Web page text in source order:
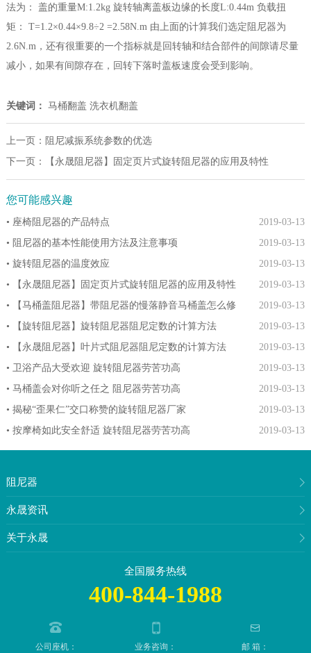
法为： 盖的重量M:1.2kg 旋转轴离盖板边缘的长度L:0.44m 负载扭
矩： T=1.2×0.44×9.8÷2 =2.58N.m 由上面的计算我们选定阻尼器为
2.6N.m，还有很重要的一个指标就是回转轴和结合部件的间隙请尽量
减小，如果有间隙存在，回转下落时盖板速度会受到影响。
关键词： 马桶翻盖 洗衣机翻盖
上一页： 阻尼减振系统参数的优选
下一页：
【永晟阻尼器】固定页片式旋转阻尼器的应用及特性
您可能感兴趣
2019-03-13
• 座椅阻尼器的产品特点
2019-03-13
• 阻尼器的基本性能使用方法及注意事项
2019-03-13
• 旋转阻尼器的温度效应
2019-03-13
• 【永晟阻尼器】固定页片式旋转阻尼器的应用及特性
2019-03-13
• 【马桶盖阻尼器】带阻尼器的慢落静音马桶盖怎么修
2019-03-13
• 【旋转阻尼器】旋转阻尼器阻尼定数的计算方法
2019-03-13
• 【永晟阻尼器】叶片式阻尼器阻尼定数的计算方法
2019-03-13
• 卫浴产品大受欢迎 旋转阻尼器劳苦功高
2019-03-13
• 马桶盖会对你听之任之 阻尼器劳苦功高
2019-03-13
• 揭秘“歪果仁”交口称赞的旋转阻尼器厂家
2019-03-13
• 按摩椅如此安全舒适 旋转阻尼器劳苦功高
阻尼器
永晟资讯
关于永晟
全国服务热线
400-844-1988
公司座机：
业务咨询：
邮 箱：